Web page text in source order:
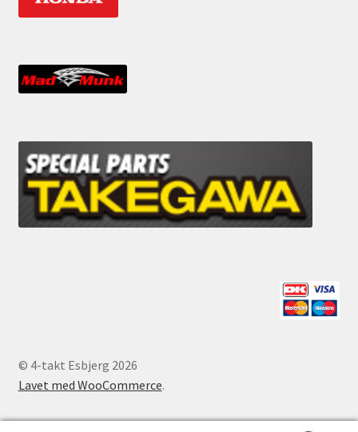
© 4-takt Esbjerg 2026
Lavet med WooCommerce.